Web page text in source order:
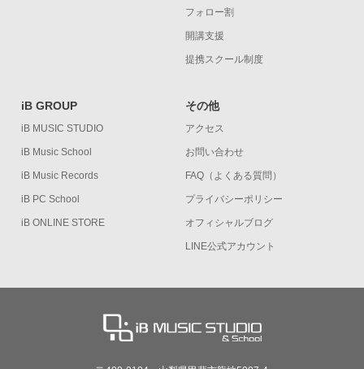
フォロー割
開講支援
提携スクール制度
iB GROUP
iB MUSIC STUDIO
iB Music School
iB Music Records
iB PC School
iB ONLINE STORE
その他
アクセス
お問い合わせ
FAQ（よくある質問）
プライバシーポリシー
オフィシャルブログ
LINE公式アカウント